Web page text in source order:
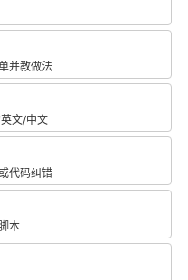
并教做法
文/中文
代码纠错
本